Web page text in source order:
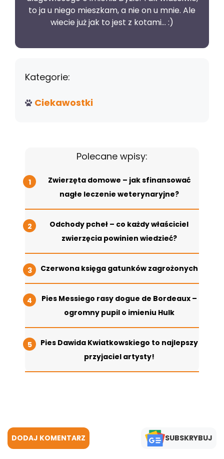
to ja u niego mieszkam, a nie on u mnie. Ale
wiecie już jak to jest z kotami... :)
Kategorie:
Ciekawostki
Polecane wpisy:
Zwierzęta domowe – jak sfinansować
nagłe leczenie weterynaryjne?
Odchody pcheł – co każdy właściciel
zwierzęcia powinien wiedzieć?
Czerwona księga gatunków zagrożonych
Pies Messiego rasy dogue de Bordeaux –
ogromny pupil o imieniu Hulk
Pies Dawida Kwiatkowskiego to najlepszy
przyjaciel artysty!
DODAJ KOMENTARZ SUBSKRYBUJ